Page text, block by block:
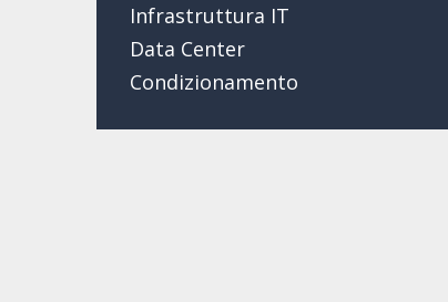
Infrastruttura IT
Data Center
Condizionamento